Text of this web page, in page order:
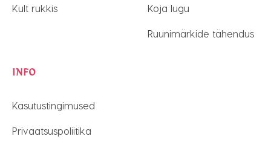
Kult rukkis Koja lugu
Ruunimärkide tähendus
INFO
Kasutustingimused
Privaatsuspoliitika